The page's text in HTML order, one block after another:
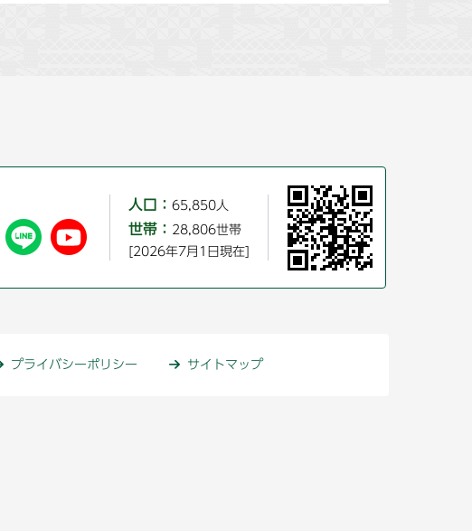
人口： 65,850人
世帯： 28,806世帯
[2026年7月1日現在]
プライバシーポリシー サイトマップ